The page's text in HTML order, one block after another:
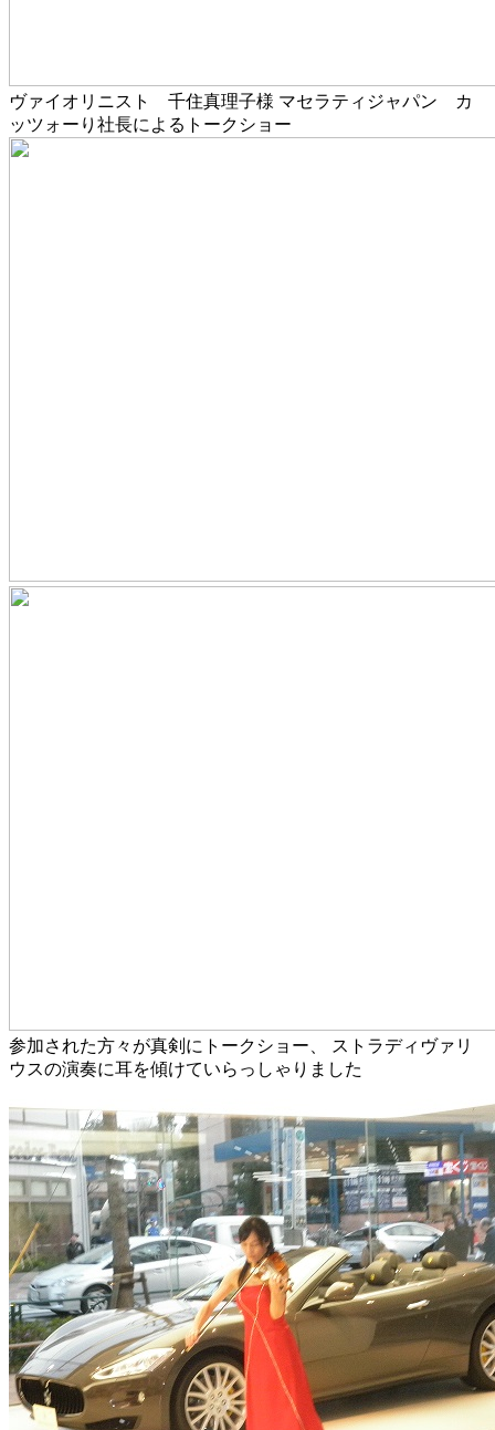
ヴァイオリニスト 千住真理子様 マセラティジャパン カ
ッツォーり社長によるトークショー
参加された方々が真剣にトークショー、 ストラディヴァリ
ウスの演奏に耳を傾けていらっしゃりました